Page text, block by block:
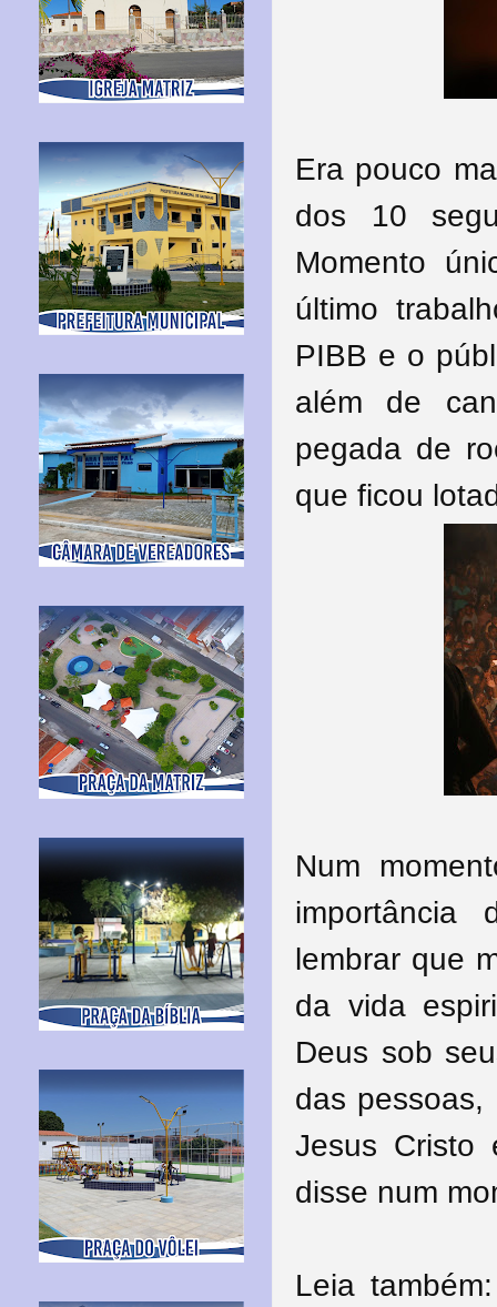
Era pouco
dos 10
Momento
último
PIBB e o
além de
pegada de
que ficou
Num
lembrar que
da vida
Deus sob
das
Jesus Cristo
disse num
Leia